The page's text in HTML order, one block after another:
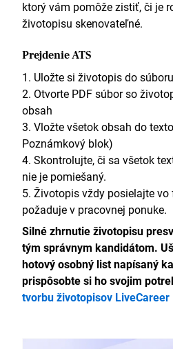
ktorý vám pomôže zistiť, či je
životopisu skenovateľné.
Prejdenie ATS
Uložte si životopis do
Otvorte PDF súbor so
obsah
Vložte všetok obsah do
Poznámkový blok)
Skontrolujte, či sa všetok
nie je pomiešaný.
Životopis vždy posielajte vo
požaduje v pracovnej ponuke.
Silné zhrnutie životopisu
tým správnym kandidátom.
hotový osobný list napísaný
prispôsobte si ho svojim
tvorbu životopisov LiveCareer